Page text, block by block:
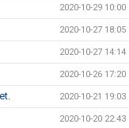
2020-10-29 10:00
2020-10-27 18:05
2020-10-27 14:14
2020-10-26 17:20
2020-10-21 19:03
2020-10-20 22:43